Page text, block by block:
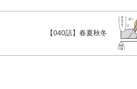
【040話】春夏秋冬